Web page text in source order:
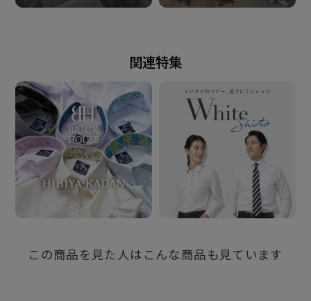
注意点
※別布に使用しているプリント生地は 色落ち・移染が
発生する場合があるため、 お洗濯時は衣類の組合わせ
に ご注意ください。
また、プリント部分の 直接のアイロンは、お避けくだ
発売日
関連特集
この商品を見た人はこんな商品も見ています